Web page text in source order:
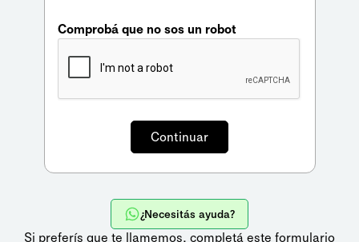
Comprobá que no sos un robot
¿Necesitás ayuda?
Si preferís que te llamemos, completá este formulario